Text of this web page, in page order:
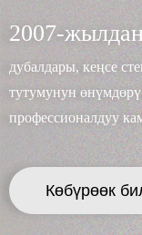
2007-
дубалдары, кеңсе
тутумунун
профессионалдуу
Көбүрөөк
СУРАМ